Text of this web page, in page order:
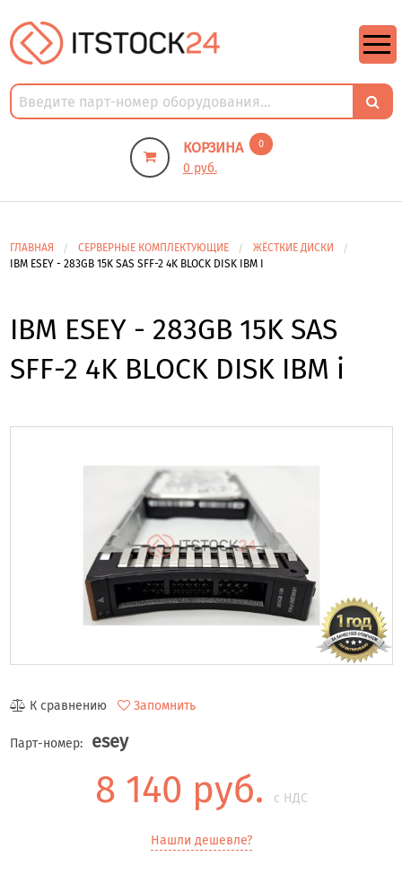
КОРЗИНА 0
0 руб.
ГЛАВНАЯ СЕРВЕРНЫЕ КОМПЛЕКТУЮЩИЕ
ЖЁСТКИЕ ДИСКИ
IBM ESEY - 283GB 15K SAS SFF-2 4K BLOCK DISK IBM I
IBM ESEY - 283GB 15K SAS
SFF-2 4K BLOCK DISK IBM i
К сравнению Запомнить
Парт-номер: esey
8 140 руб. с НДС
Нашли дешевле?